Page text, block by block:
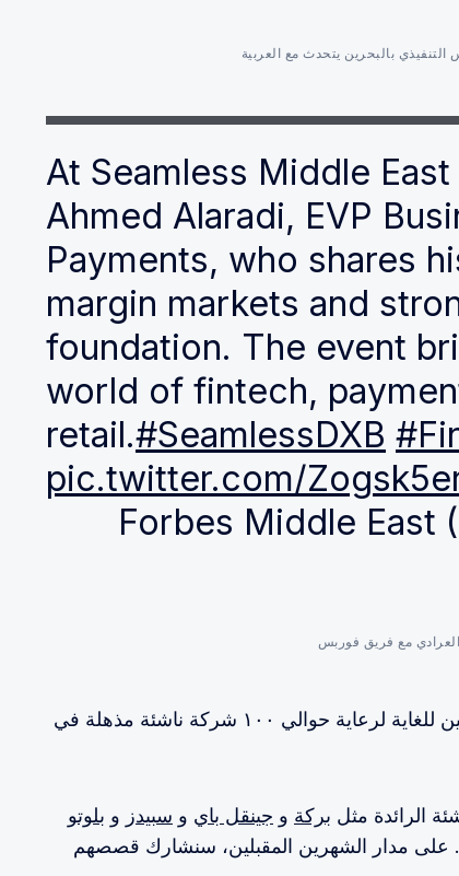
التنفيذي بالبحرين يتحدث مع العربية
At Seamless Middle
Ahmed Alaradi, EVP
Payments, who shares
margin markets and
foundation. The event
world of fintech,
retail.#SeamlessDXB
pic.twitter.com/
العرادي مع فريق فوربس
إلى جانب كوننا الراعي البلاتيني، كنا متحمسين للغاية لرعاية حوالي ١٠٠ شركة ناشئة مذهلة في
الرائدة مثل بركة و جينقل باي و سبيدز و بلوتو
على مدار الشهرين المقبلين، سنشارك قصصهم